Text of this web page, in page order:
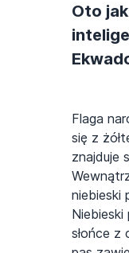
Oto
Flaga
się z
znajduje
niebieski
Niebieski
słońce z